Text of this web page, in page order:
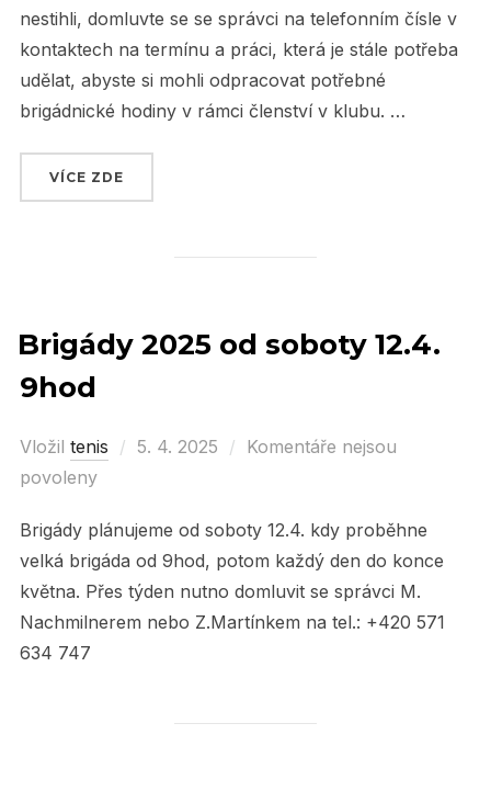
nestihli, domluvte se se správci na telefonním čísle v
kontaktech na termínu a práci, která je stále potřeba
udělat, abyste si mohli odpracovat potřebné
brigádnické hodiny v rámci členství v klubu. …
VÍCE ZDE
Brigády 2025 od soboty 12.4.
9hod
Vložil tenis
Posted
5. 4. 2025
Komentáře nejsou
povoleny
Brigády plánujeme od soboty 12.4. kdy proběhne
velká brigáda od 9hod, potom každý den do konce
května. Přes týden nutno domluvit se správci M.
Nachmilnerem nebo Z.Martínkem na tel.: +420 571
634 747